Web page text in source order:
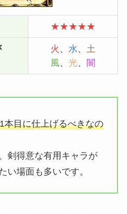
★★★★★
火 、 水、
土
風、 光、 闇
本目に仕上げるべきなの
剣得意な有用キャラが
い場面も多いです。